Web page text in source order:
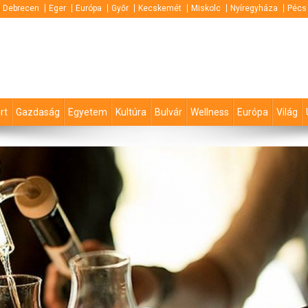
Debrecen Eger Európa Győr Kecskemét Miskolc Nyíregyháza Pécs
Gazdaság Egyetem Kultúra Bulvár Wellness Európa Világ